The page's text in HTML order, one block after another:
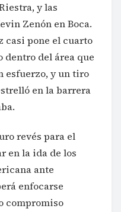
y las
Zenón en Boca.
casi pone el cuarto
dentro del área que
esfuerzo, y un tiro
en la barrera
revés para el
en la ida de los
ante
enfocarse
compromiso